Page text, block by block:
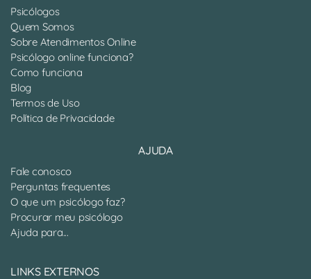
Psicólogos
Quem Somos
Sobre Atendimentos Online
Psicólogo online funciona?
Como funciona
Blog
Termos de Uso
Política de Privacidade
AJUDA
Fale conosco
Perguntas frequentes
O que um psicólogo faz?
Procurar meu psicólogo
Ajuda para...
LINKS EXTERNOS